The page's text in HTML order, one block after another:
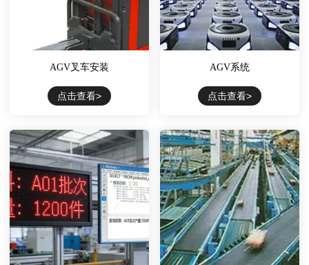
AGV叉车安装
点击查看>
AGV系统
点击查看>